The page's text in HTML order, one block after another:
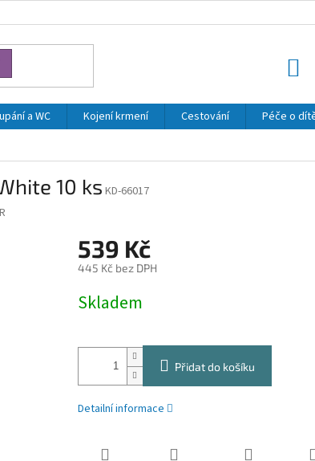
a WC Kojení krmení Cestování Péče o
10 ks KD-66017
539 Kč
445 Kč bez DPH
cena:
Skladem
Přidat do košíku
Detailní informace